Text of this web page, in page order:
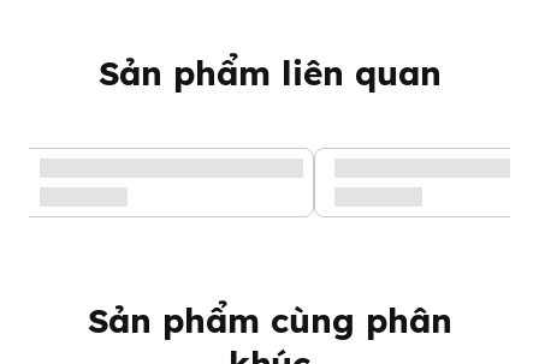
Sữa tắm gội toàn thân Cetaphil Baby Gentle Wash Shampoo
2in1 400ml
Sữa Tắm Gội Toàn
Thân Cetaphil Baby
Sản phẩm liên quan
Sản phẩm cùng phân